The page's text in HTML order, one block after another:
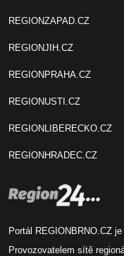
REGIONZAPAD.CZ
REGIONJIH.CZ
REGIONPRAHA.CZ
REGIONUSTI.CZ
REGIONLIBERECKO.CZ
REGIONHRADEC.CZ
Portál REGIONBRNO.CZ
Provozovatelem sítě